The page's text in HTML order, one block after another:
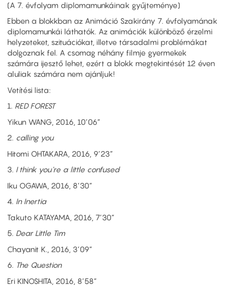
(A 7. évfolyam diplomamunkáinak gyűjteménye)
Ebben a blokkban az Animáció Szakirány 7. évfolyamának
diplomamunkái láthatók. Az animációk különböző érzelmi
helyzeteket, szituációkat, illetve társadalmi problémákat
dolgoznak fel. A csomag néhány filmje gyermekek
számára ijesztő lehet, ezért a blokk megtekintését 12 éven
aluliak számára nem ajánljuk!
Vetítési lista:
1. RED FOREST
Yikun WANG, 2016, 10’06”
2. calling you
Hitomi OHTAKARA, 2016, 9’23”
3. I think you're a little confused
Iku OGAWA, 2016, 8’30”
4. In Inertia
Takuto KATAYAMA, 2016, 7’30”
5. Dear Little Tim
Chayanit K., 2016, 3’09”
6. The Question
Eri KINOSHITA, 2016, 8’58”